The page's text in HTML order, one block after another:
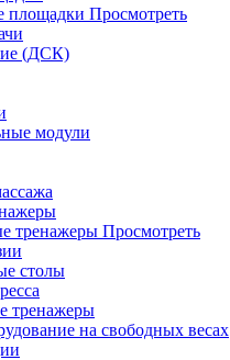
площадки Просмотреть
(ДСК)
модули
тренажеры Просмотреть
столы
тренажеры
на свободных весах